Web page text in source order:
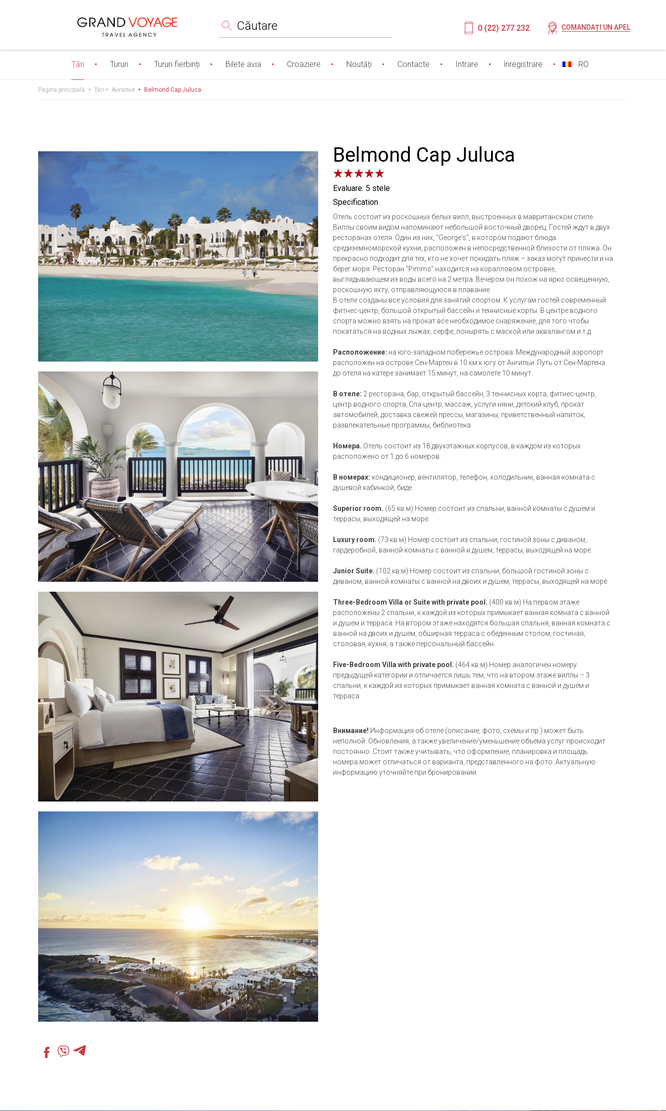
Сăutare 0 (22) 277 232 COMANDAȚI UN APEL
Țări Tururi Tururi fierbinți Bilete avia Croaziere Noutăți Contacte Intrare înregistrare RO
Pagina principală Țări Ангилья Belmond Cap Juluca
Belmond Cap Juluca
Evaluare: 5 stele
Specification
Отель состоит из роскошных белых вилл, выстроенных в мавританском стиле.
Виллы своим видом напоминают небольшой восточный дворец. Гостей ждут в двух
ресторанах отеля. Один из них, "George's", в котором подают блюда
средиземноморской кухни, расположен в непосредственной близости от пляжа. Он
прекрасно подходит для тех, кто не хочет покидать пляж – заказ могут принести и на
берег моря. Ресторан "Pimms" находится на коралловом островке,
выглядывающем из воды всего на 2 метра. Вечером он похож на ярко освещенную,
роскошную яхту, отправляющуюся в плавание.
В отеле созданы все условия для занятий спортом. К услугам гостей современный
фитнес-центр, большой открытый бассейн и теннисные корты. В центре водного
спорта можно взять на прокат все необходимое снаряжение, для того чтобы
покататься на водных лыжах, серфе, понырять с маской или аквалангом и т.д.
Расположение: на юго-западном побережье острова. Международный аэропорт
расположен на острове Cен-Мартен в 10 км к югу от Ангильи. Путь от Cен-Мартена
до отеля на катере занимает 15 минут, на самолете 10 минут.
В отеле: 2 ресторана, бар, открытый бассейн, 3 теннисных корта, фитнес-центр,
центр водного спорта, Спа-центр, массаж, услуги няни, детский клуб, прокат
автомобилей, доставка свежей прессы, магазины, приветственный напиток,
развлекательные программы, библиотека.
Номера. Отель состоит из 18 двухэтажных корпусов, в каждом из которых
расположено от 1 до 6 номеров.
В номерах: кондиционер, вентилятор, телефон, холодильник, ванная комната с
душевой кабинкой, биде.
Superior room. (65 кв.м) Номер состоит из спальни, ванной комнаты с душем и
террасы, выходящей на море.
Luxury room. (73 кв.м) Номер состоит из спальни, гостиной зоны с диваном,
гардеробной, ванной комнаты с ванной и душем, террасы, выходящей на море.
Junior Suite. (102 кв.м) Номер состоит из спальни, большой гостиной зоны с
диваном, ванной комнаты с ванной на двоих и душем, террасы, выходящей на море.
Three-Bedroom Villa or Suite with private pool. (400 кв.м) На первом этаже
расположены 2 спальни, к каждой из которых примыкает ванная комната с ванной
и душем и терраса. На втором этаже находятся большая спальня, ванная комната с
ванной на двоих и душем, обширная терраса с обеденным столом, гостиная,
столовая, кухня, а также персональный бассейн.
Five-Bedroom Villa with private pool. (464 кв.м) Номер аналогичен номеру
предыдущей категории и отличается лишь тем, что на втором этаже виллы – 3
спальни, к каждой из которых примыкает ванная комната с ванной и душем и
терраса.
Внимание! Информация об отеле (описание, фото, схемы и пр.) может быть
неполной. Обновления, а также увеличение/уменьшение объема услуг происходит
постоянно. Стоит также учитывать, что оформление, планировка и площадь
номера может отличаться от варианта, представленного на фото. Актуальную
информацию уточняйте при бронировании.